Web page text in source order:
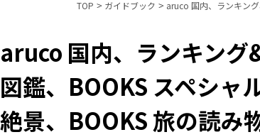
TOP ガイドブック aruco 国内、ランキン
aruco 国内、ランキング
図鑑、BOOKS スペシャ
絶景、BOOKS 旅の読み